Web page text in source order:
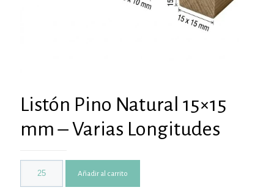
Listón Pino Natural 15×15
mm – Varias Longitudes
Añadir al carrito